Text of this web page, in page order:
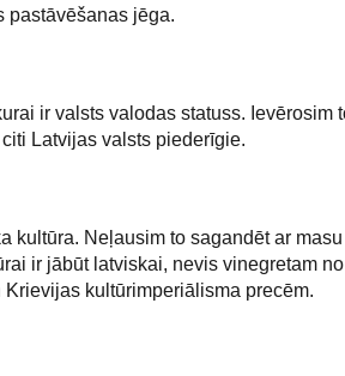
pastāvēšanas jēga.
ir valsts valodas statuss. Ievērosim
Latvijas valsts piederīgie.
kultūra. Neļausim to sagandēt ar
ir jābūt latviskai, nevis vinegretam
kultūrimperiālisma precēm.